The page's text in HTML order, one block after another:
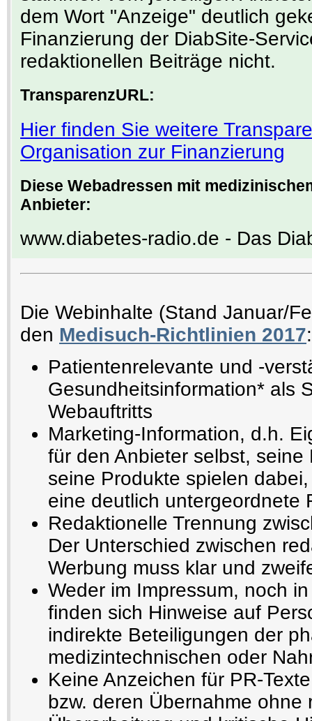
dem Wort "Anzeige" deutlich
Finanzierung der DiabSite-
redaktionellen Beiträge nicht.
TransparenzURL:
Hier finden Sie weitere
Organisation zur Finanzierung
Diese Webadressen mit
Anbieter:
www.diabetes-radio.de - Das
Die Webinhalte (Stand Januar/
den Medisuch-Richtlinien 2017:
Patientenrelevante und -
Gesundheitsinformation* als
Webauftritts
Marketing-Information, d.h.
für den Anbieter selbst,
seine Produkte spielen
eine deutlich untergeordnete
Redaktionelle Trennung
Der Unterschied zwischen
Werbung muss klar und
Weder im Impressum, noch
finden sich Hinweise auf
indirekte Beteiligungen der
medizintechnischen oder
Keine Anzeichen für PR-
bzw. deren Übernahme ohne